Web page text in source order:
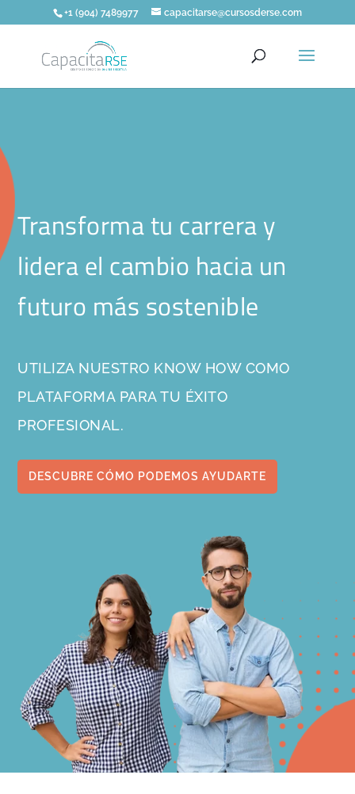
+1 (904) 7489977 capacitarse@cursosderse.com
Transforma tu carrera y
lidera el cambio hacia un
futuro más sostenible
UTILIZA NUESTRO KNOW HOW COMO
PLATAFORMA PARA TU ÉXITO
PROFESIONAL.
DESCUBRE CÓMO PODEMOS AYUDARTE